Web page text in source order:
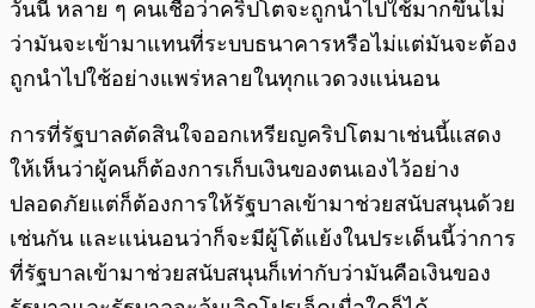
วันนี้ หลาย ๆ คนเชื่อว่าคริปโตจะถูกนำไปใช้มากขึ้นไม่
ว่ามันจะเข้ามาแทนที่ระบบธนาคารหรือไม่แต่มันจะต้อง
ถูกนำไปใช้อย่างแพร่หลายในทุกแวดวงแน่นอน
การที่รัฐบาลตัดสินใจออกเหรียญคริปโตมาเช่นนี้แสดง
ให้เห็นว่าผู้คนก็ต้องการเก็บเงินของตนเองไว้อย่าง
ปลอดภัยแต่ก็ต้องการให้รัฐบาลเข้ามาช่วยสนับสนุนด้วย
เช่นกัน และแน่นอนว่าก็จะมีผู้โต้แย้งในประเด็นนี้ว่าการ
ที่รัฐบาลเข้ามาช่วยสนับสนุนก็เท่ากับว่ามันคือเงินของ